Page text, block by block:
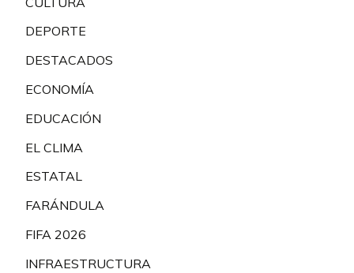
DEPORTE
DESTACADOS
ECONOMÍA
EDUCACIÓN
EL CLIMA
ESTATAL
FARÁNDULA
FIFA 2026
INFRAESTRUCTURA